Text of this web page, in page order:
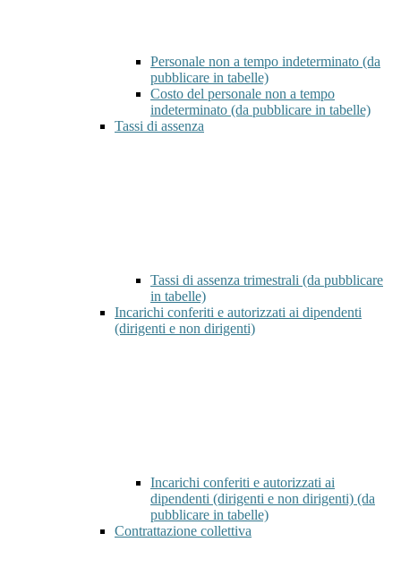
Personale non a tempo indeterminato (da
pubblicare in tabelle)
Costo del personale non a tempo
indeterminato (da pubblicare in tabelle)
Tassi di assenza
Tassi di assenza trimestrali (da pubblicare
in tabelle)
Incarichi conferiti e autorizzati ai dipendenti
(dirigenti e non dirigenti)
Incarichi conferiti e autorizzati ai
dipendenti (dirigenti e non dirigenti) (da
pubblicare in tabelle)
Contrattazione collettiva